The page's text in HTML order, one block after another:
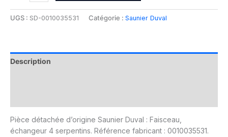
UGS : SD-0010035531 Catégorie : Saunier Duval
Description
Pièce détachée d’origine Saunier Duval : Faisceau,
échangeur 4 serpentins. Référence fabricant : 0010035531.